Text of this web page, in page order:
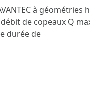
à géométries
de copeaux Q
durée de